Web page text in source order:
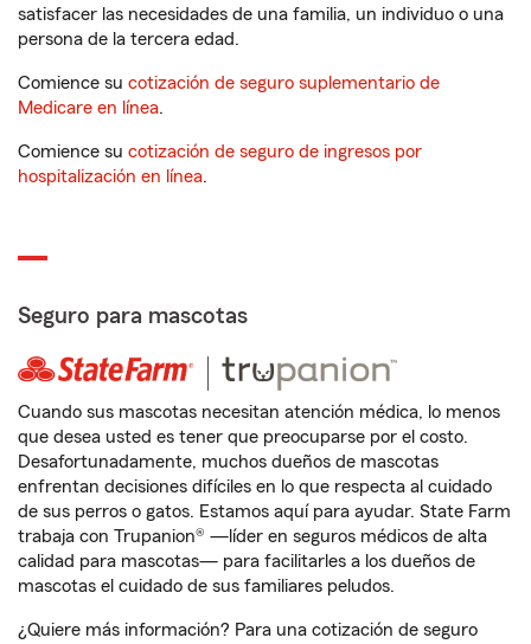
satisfacer las necesidades de una familia, un individuo o una
persona de la tercera edad.
Comience su cotización de seguro suplementario de
Medicare en línea.
Comience su cotización de seguro de ingresos por
hospitalización en línea.
Seguro para mascotas
Cuando sus mascotas necesitan atención médica, lo menos
que desea usted es tener que preocuparse por el costo.
Desafortunadamente, muchos dueños de mascotas
enfrentan decisiones difíciles en lo que respecta al cuidado
de sus perros o gatos. Estamos aquí para ayudar. State Farm
trabaja con Trupanion® —líder en seguros médicos de alta
calidad para mascotas— para facilitarles a los dueños de
mascotas el cuidado de sus familiares peludos.
¿Quiere más información? Para una cotización de seguro